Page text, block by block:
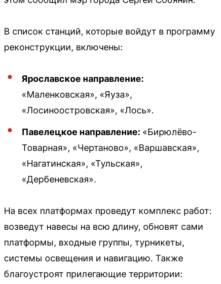
В список станций, которые войдут в программу
реконструкции, включены:
Ярославское направление:
«Маленковская», «Яуза»,
«Лосиноостровская», «Лось».
Павелецкое направление: «Бирюлёво-
Товарная», «Чертаново», «Варшавская»,
«Нагатинская», «Тульская»,
«Дербеневская».
На всех платформах проведут комплекс работ:
возведут навесы на всю длину, обновят сами
платформы, входные группы, турникеты,
системы освещения и навигацию. Также
благоустроят прилегающие территории: